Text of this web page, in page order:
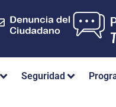
Seguridad